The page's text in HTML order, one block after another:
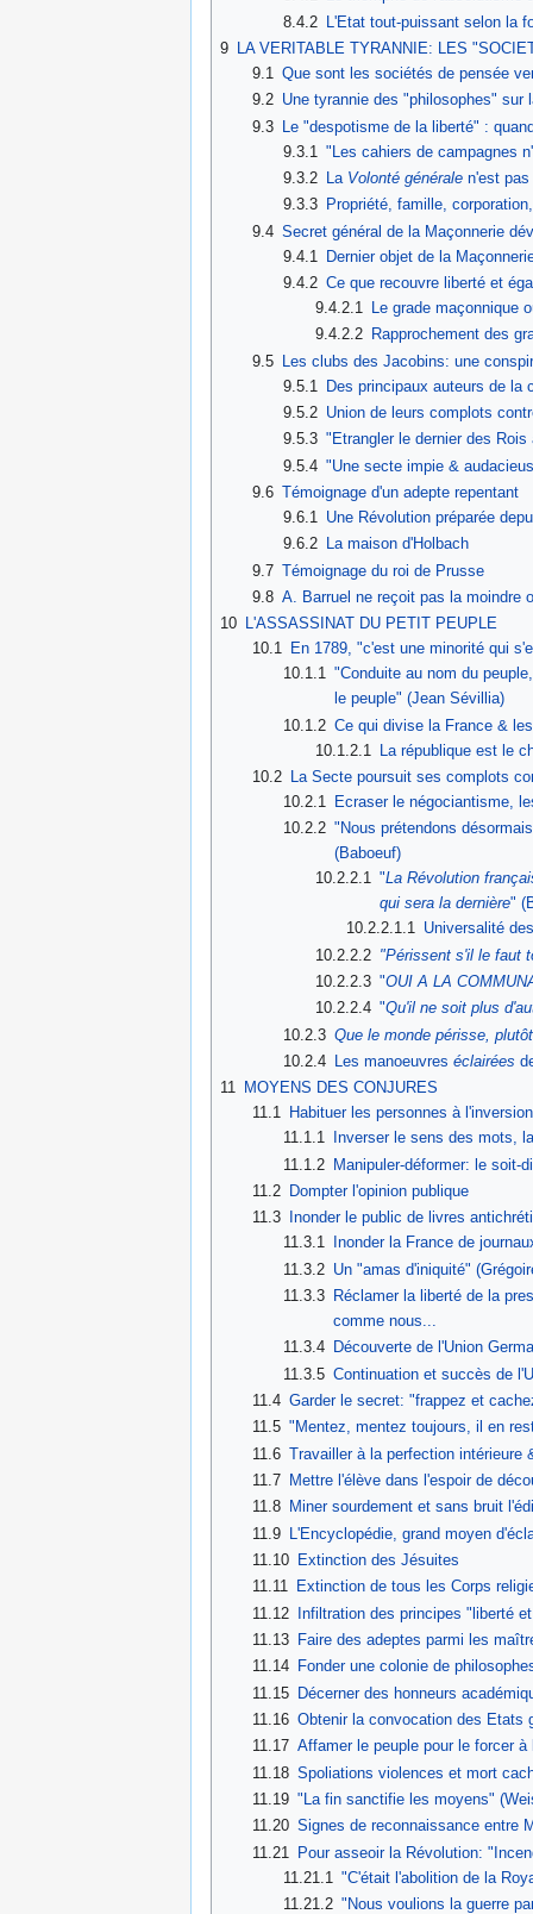
8.4.2
L'Etat tout-puissant selon la
9 LA VERITABLE TYRANNIE: LES
9.1 Que sont les sociétés de pensée
9.2 Une tyrannie des "philosophes" sur
9.3
Le "despotisme de la liberté" :
9.3.1
"Les cahiers de campagnes
9.3.2 La Volonté générale n'est
9.3.3 Propriété, famille,
9.4 Secret général de la Maçonnerie
9.4.1
Dernier objet de la
9.4.2 Ce que recouvre liberté et
9.4.2.1
Le grade maçonnique
9.4.2.2
Rapprochement des
9.5
Les clubs des Jacobins: une
9.5.1
Des principaux auteurs de la
9.5.2 Union de leurs complots
9.5.3 "Etrangler le dernier des
9.5.4 "Une secte impie &
9.6 Témoignage d'un adepte repentant
9.6.1 Une Révolution préparée
9.6.2 La maison d'Holbach
9.7 Témoignage du roi de Prusse
9.8 A. Barruel ne reçoit pas la moindre
10 L'ASSASSINAT DU PETIT PEUPLE
10.1
En 1789, "c'est une minorité qui
10.1.1 "Conduite au nom du
le peuple" (Jean Sévillia)
10.1.2 Ce qui divise la France &
10.1.2.1
La république est le
10.2
La Secte poursuit ses complots
10.2.1 Ecraser le négociantisme,
10.2.2 "Nous prétendons
(Baboeuf)
10.2.2.1 "La Révolution
qui sera la dernière"
10.2.2.1.1 Universalité
10.2.2.2 "Périssent s'il le faut
10.2.2.3 "OUI A LA
10.2.2.4 "Qu'il ne soit plus
10.2.3 Que le monde périsse,
10.2.4 Les manoeuvreséclairées
11 MOYENS DES CONJURES
11.1
Habituer les personnes à
11.1.1
Inverser le sens des mots,
11.1.2 Manipuler-déformer: le soit-
11.2
Dompter l'opinion publique
11.3
Inonder le public de livres
11.3.1
Inonder la France de
11.3.2 Un "amas d'iniquité"
11.3.3 Réclamer la liberté de la
comme nous...
11.3.4 Découverte de l'Union
11.3.5 Continuation et succès de
11.4 Garder le secret: "frappez et
11.5 "Mentez, mentez toujours, il en
11.6 Travailler à la perfection intérieure
11.7
Mettre l'élève dans l'espoir de
11.8
Miner sourdement et sans bruit
11.9 L'Encyclopédie, grand moyen
11.10
Extinction des Jésuites
11.11
Extinction de tous les Corps
11.12 Infiltration des principes "liberté
11.13
Faire des adeptes parmi les
11.14
Fonder une colonie de
11.15 Décerner des honneurs
11.16 Obtenir la convocation des Etats
11.17 Affamer le peuple pour le forcer à
11.18 Spoliations violences et mort
11.19 "La fin sanctifie les moyens"
11.20 Signes de reconnaissance entre
11.21
Pour asseoir la Révolution:
11.21.1
"C'était l'abolition de la
11.21.2 "Nous voulions la guerre